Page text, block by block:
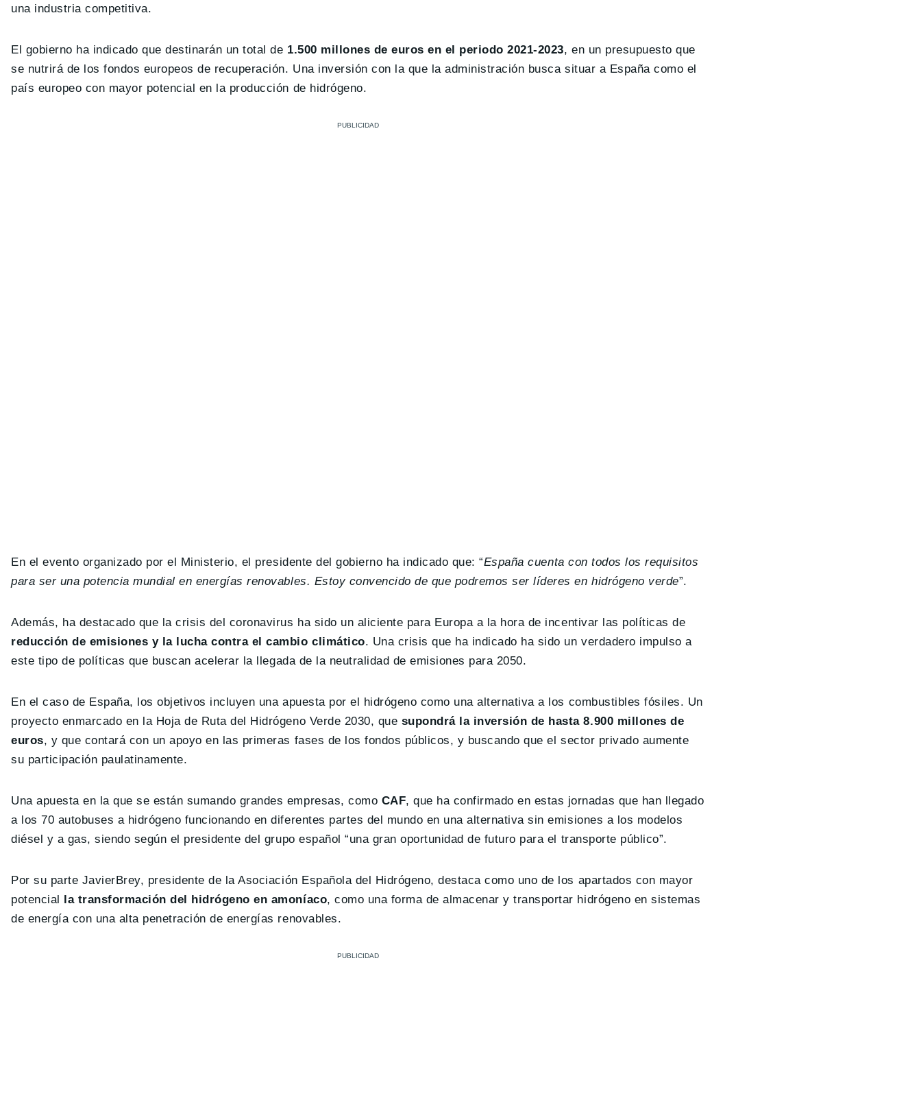
una industria competitiva.
El gobierno ha indicado que destinarán un total de 1.500 millones de euros en el periodo 2021-2023, en un presupuesto que
se nutrirá de los fondos europeos de recuperación. Una inversión con la que la administración busca situar a España como el
país europeo con mayor potencial en la producción de hidrógeno.
En el evento organizado por el Ministerio, el presidente del gobierno ha indicado que: “España cuenta con todos los requisitos
para ser una potencia mundial en energías renovables. Estoy convencido de que podremos ser líderes en hidrógeno verde”.
Además, ha destacado que la crisis del coronavirus ha sido un aliciente para Europa a la hora de incentivar las políticas de
reducción de emisiones y la lucha contra el cambio climático. Una crisis que ha indicado ha sido un verdadero impulso a
este tipo de políticas que buscan acelerar la llegada de la neutralidad de emisiones para 2050.
En el caso de España, los objetivos incluyen una apuesta por el hidrógeno como una alternativa a los combustibles fósiles. Un
proyecto enmarcado en la Hoja de Ruta del Hidrógeno Verde 2030, que supondrá la inversión de hasta 8.900 millones de
euros, y que contará con un apoyo en las primeras fases de los fondos públicos, y buscando que el sector privado aumente
su participación paulatinamente.
Una apuesta en la que se están sumando grandes empresas, como CAF, que ha confirmado en estas jornadas que han llegado
a los 70 autobuses a hidrógeno funcionando en diferentes partes del mundo en una alternativa sin emisiones a los modelos
diésel y a gas, siendo según el presidente del grupo español “una gran oportunidad de futuro para el transporte público”.
Por su parte JavierBrey, presidente de la Asociación Española del Hidrógeno, destaca como uno de los apartados con mayor
potencial la transformación del hidrógeno en amoníaco, como una forma de almacenar y transportar hidrógeno en sistemas
de energía con una alta penetración de energías renovables.